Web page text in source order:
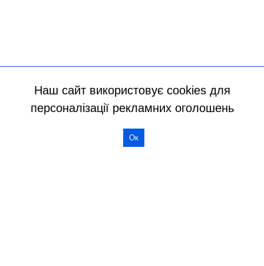
Наш сайт використовує cookies для
персоналізації рекламних оголошень
Ок